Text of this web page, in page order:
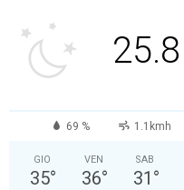
25.8
69 % 1.1kmh
GIO
35°
VEN
36°
SAB
31 °